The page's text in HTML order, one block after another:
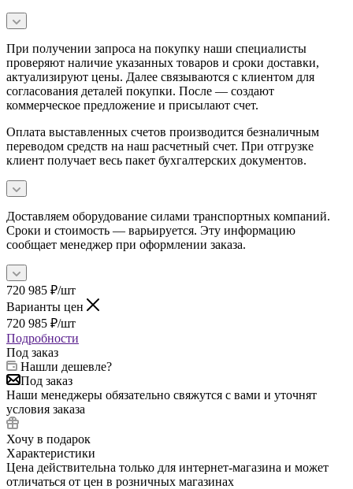
При получении запроса на покупку наши специалисты
проверяют наличие указанных товаров и сроки доставки,
актуализируют цены. Далее связываются с клиентом для
согласования деталей покупки. После — создают
коммерческое предложение и присылают счет.
Оплата выставленных счетов производится безналичным
переводом средств на наш расчетный счет. При отгрузке
клиент получает весь пакет бухгалтерских документов.
Доставляем оборудование силами транспортных компаний.
Сроки и стоимость — варьируется. Эту информацию
сообщает менеджер при оформлении заказа.
720 985 ₽/шт
Варианты цен
720 985 ₽/шт
Подробности
Под заказ
Нашли дешевле?
Под заказ
Наши менеджеры обязательно свяжутся с вами и уточнят
условия заказа
Хочу в подарок
Характеристики
Цена действительна только для интернет-магазина и может
отличаться от цен в розничных магазинах